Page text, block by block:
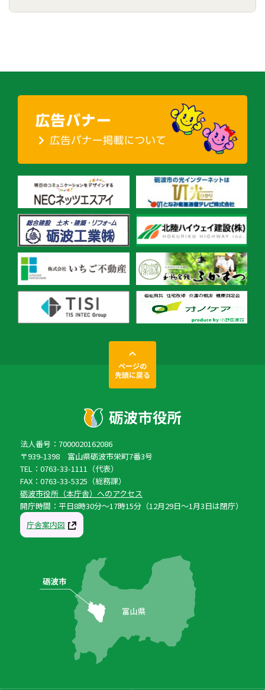
ページの
先頭に戻る
法人番号：7000020162086
〒939-1398 富山県砺波市栄町7番3号
TEL：0763-33-1111（代表）
FAX：0763-33-5325（総務課）
砺波市役所（本庁舎）へのアクセス
開庁時間：平日8時30分〜17時15分（12月29日〜1月3日は閉庁）
庁舎案内図